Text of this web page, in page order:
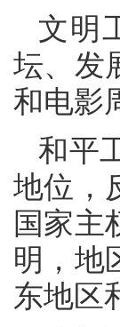
文明
坛、发
和电影
和平
地位，
国家主
明，地
东地区